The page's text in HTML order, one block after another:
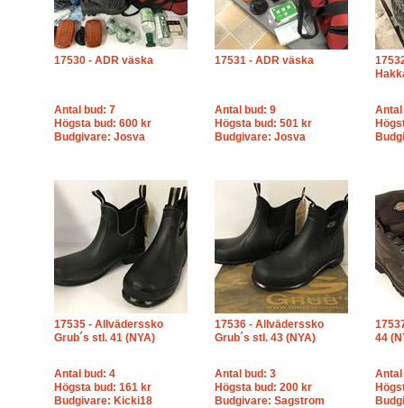
17530 - ADR väska
Antal bud: 7
Högsta bud: 600 kr
Budgivare: Josva
17531 - ADR väska
Antal bud: 9
Högsta bud: 501 kr
Budgivare: Josva
Antal
17535 - Allväderssko
Grub´s stl. 41 (NYA)
Antal bud: 4
Högsta bud: 161 kr
Budgivare: Kicki18
17536 - Allväderssko
Grub´s stl. 43 (NYA)
Antal bud: 3
Högsta bud: 200 kr
Budgivare: Sagstrom
44
Antal